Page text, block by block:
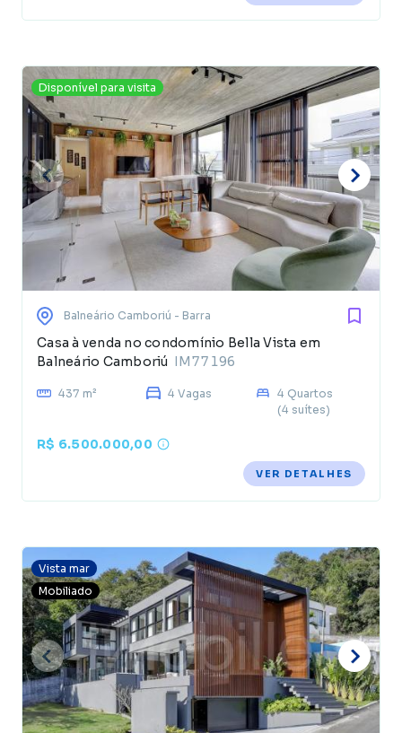
Disponível para visita
Balneário Camboriú - Barra
Casa à venda no condomínio Bella Vista em
Balneário Camboriú IM77196
437 m² 4 Vagas
4 Quartos
(4 suítes)
R$ 6.500.000,00
VER DETALHES
Vista mar
Mobiliado